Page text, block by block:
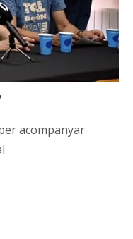
acompanyar